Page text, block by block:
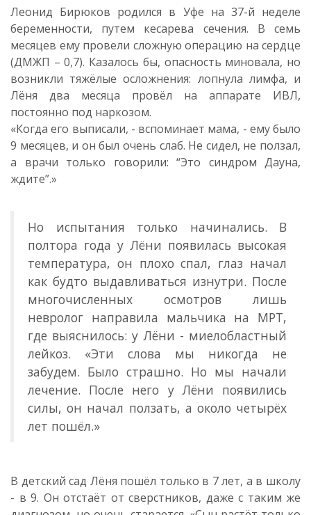
Леонид Бирюков родился в Уфе на 37-й неделе
беременности, путем кесарева сечения. В семь
месяцев ему провели сложную операцию на сердце
(ДМЖП – 0,7). Казалось бы, опасность миновала, но
возникли тяжёлые осложнения: лопнула лимфа, и
Лёня два месяца провёл на аппарате ИВЛ,
постоянно под наркозом.
«Когда его выписали, - вспоминает мама, - ему было
9 месяцев, и он был очень слаб. Не сидел, не ползал,
а врачи только говорили: “Это синдром Дауна,
ждите”.»
Но испытания только начинались. В
полтора года у Лёни появилась высокая
температура, он плохо спал, глаз начал
как будто выдавливаться изнутри. После
многочисленных осмотров лишь
невролог направила мальчика на МРТ,
где выяснилось: у Лёни - миелобластный
лейкоз. «Эти слова мы никогда не
забудем. Было страшно. Но мы начали
лечение. После него у Лёни появились
силы, он начал ползать, а около четырёх
лет пошёл.»
В детский сад Лёня пошёл только в 7 лет, а в школу
- в 9. Он отстаёт от сверстников, даже с таким же